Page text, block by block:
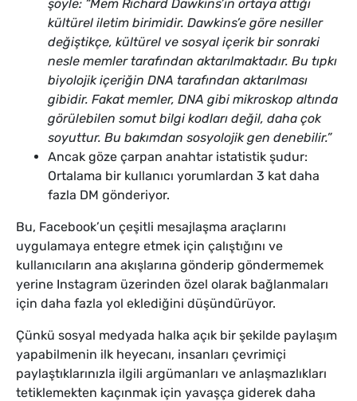
şöyle: “Mem Richard Dawkins’in ortaya attığı
kültürel iletim birimidir. Dawkins’e göre nesiller
değiştikçe, kültürel ve sosyal içerik bir sonraki
nesle memler tarafından aktarılmaktadır. Bu tıpkı
biyolojik içeriğin DNA tarafından aktarılması
gibidir. Fakat memler, DNA gibi mikroskop altında
görülebilen somut bilgi kodları değil, daha çok
soyuttur. Bu bakımdan sosyolojik gen denebilir.”
Ancak göze çarpan anahtar istatistik şudur:
Ortalama bir kullanıcı yorumlardan 3 kat daha
fazla DM gönderiyor.
Bu, Facebook’un çeşitli mesajlaşma araçlarını
uygulamaya entegre etmek için çalıştığını ve
kullanıcıların ana akışlarına gönderip göndermemek
yerine Instagram üzerinden özel olarak bağlanmaları
için daha fazla yol eklediğini düşündürüyor.
Çünkü sosyal medyada halka açık bir şekilde paylaşım
yapabilmenin ilk heyecanı, insanları çevrimiçi
paylaştıklarınızla ilgili argümanları ve anlaşmazlıkları
tetiklemekten kaçınmak için yavaşça giderek daha